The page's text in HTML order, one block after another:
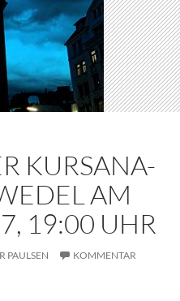
KURSANA-
AM
19:00 UHR
PAULSEN
KOMMENTAR